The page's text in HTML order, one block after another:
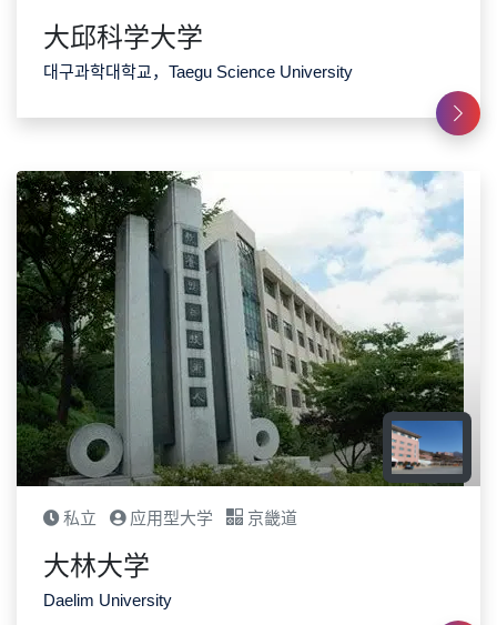
大邱科学大学
대구과학대학교，Taegu Science University
私立 应用型大学 京畿道
大林大学
Daelim University